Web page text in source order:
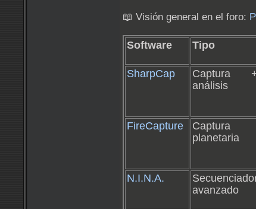
📖 Visión general en el foro:
Software Tipo
SharpCap
Captura
análisis
FireCapture
Captura
planetaria
N.I.N.A.
avanzado